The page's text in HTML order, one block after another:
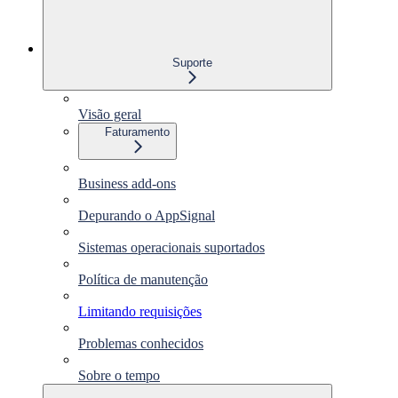
Suporte
Visão geral
Faturamento
Business add-ons
Depurando o AppSignal
Sistemas operacionais suportados
Política de manutenção
Limitando requisições
Problemas conhecidos
Sobre o tempo